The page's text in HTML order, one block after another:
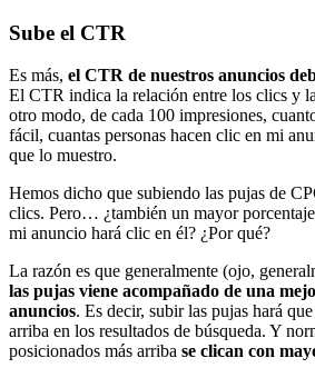
Sube el CTR
Es más, el CTR de nuestros anuncios
El CTR indica la relación entre los clics y
otro modo, de cada 100 impresiones,
fácil, cuantas personas hacen clic en mi
que lo muestro.
Hemos dicho que subiendo las pujas de
clics. Pero… ¿también un mayor
mi anuncio hará clic en él? ¿Por qué?
La razón es que generalmente (ojo,
las pujas viene acompañado de una
anuncios. Es decir, subir las pujas hará
arriba en los resultados de búsqueda. Y
posicionados más arriba se clican con